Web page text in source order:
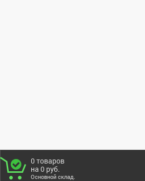
0 товаров
на 0 руб.
Основной склад.